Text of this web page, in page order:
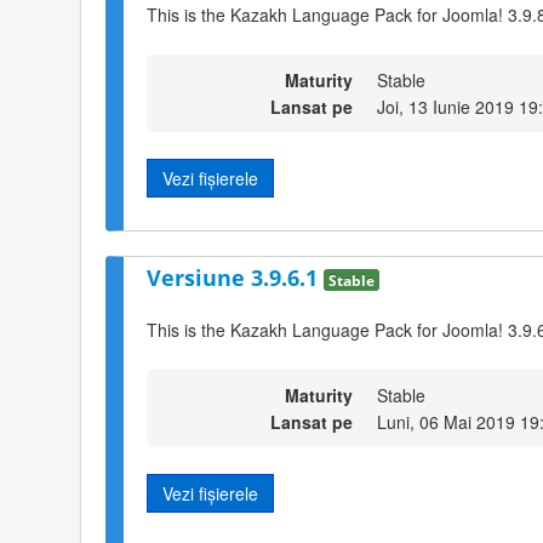
This is the Kazakh Language Pack for Joomla!
Maturity
Stable
Lansat pe
Joi, 13 Iunie 2019
Vezi fișierele
Versiune 3.9.6.1 Stable
This is the Kazakh Language Pack for Joomla!
Maturity
Stable
Lansat pe
Luni, 06 Mai 2019
Vezi fișierele